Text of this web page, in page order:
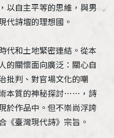
以自主平等的思維，與男
代詩壇的理想國。
代和土地緊密連結。從本
的關懷面向廣泛：關心自
批判、對官場文化的嘲
本質的神秘探討……，詩
於作品中。但不崇尚浮誇
《臺灣現代詩》宗旨。